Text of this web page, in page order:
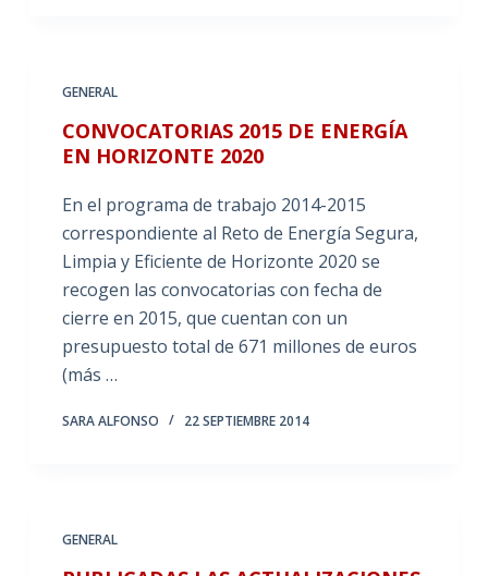
GENERAL
CONVOCATORIAS 2015 DE ENERGÍA
EN HORIZONTE 2020
En el programa de trabajo 2014-2015
correspondiente al Reto de Energía Segura,
Limpia y Eficiente de Horizonte 2020 se
recogen las convocatorias con fecha de
cierre en 2015, que cuentan con un
presupuesto total de 671 millones de euros
(más …
SARA ALFONSO 22 SEPTIEMBRE 2014
GENERAL